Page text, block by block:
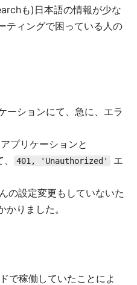
も)日本語の情報が少な
ティングで困っている人の
ーションにて、急に、エラ
プリケーションと
401, 'Unauthorized'
エ
の設定変更もしていないた
りました。
で稼働していたことによ